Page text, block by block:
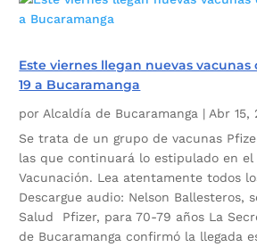
Este viernes llegan nuevas vacunas
19 a Bucaramanga
por Alcaldía de Bucaramanga | Abr 15,
Se trata de un grupo de vacunas
las que continuará lo estipulado en el
Vacunación. Lea atentamente todos
Descargue audio: Nelson Ballesteros,
Salud Pfizer, para 70-79 años La
de Bucaramanga confirmó la llegada